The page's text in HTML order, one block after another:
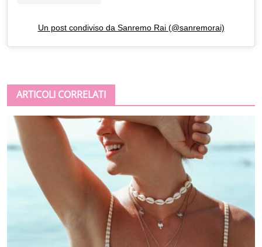
Un post condiviso da Sanremo Rai (@sanremorai)
ARTICOLI CORRELATI